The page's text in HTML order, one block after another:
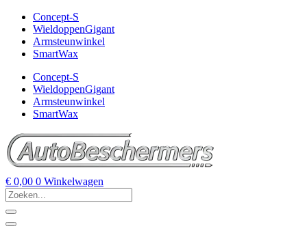
Concept-S
WieldoppenGigant
Armsteunwinkel
SmartWax
Concept-S
WieldoppenGigant
Armsteunwinkel
SmartWax
€ 0,00 0 Winkelwagen